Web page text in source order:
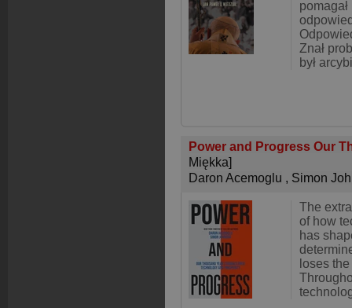
Znał
był
Power and Progress Our
Miękka]
Daron Acemoglu , Simon
The
of how
has
loses